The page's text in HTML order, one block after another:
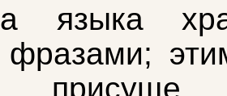
языка
фразами;
присуще